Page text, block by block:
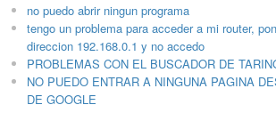
no puedo abrir ningun programa
tengo un problema para acceder a mi router,
direccion 192.168.0.1 y no accedo
PROBLEMAS CON EL BUSCADOR DE
NO PUEDO ENTRAR A NINGUNA PAGINA
DE GOOGLE